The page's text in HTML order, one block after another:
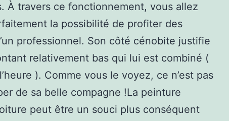
À travers ce fonctionnement, vous allez
la possibilité de profiter des
professionnel. Son côté cénobite justifie
relativement bas qui lui est combiné (
). Comme vous le voyez, ce n’est pas
de sa belle compagne !La peinture
peut être un souci plus conséquent